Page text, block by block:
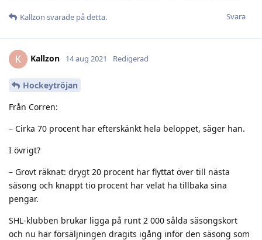
Svara
Kallzon svarade på detta.
K Kallzon 14 aug 2021 Redigerad
Hockeytröjan
Från Corren:
– Cirka 70 procent har efterskänkt hela beloppet, säger han.
I övrigt?
– Grovt räknat: drygt 20 procent har flyttat över till nästa
säsong och knappt tio procent har velat ha tillbaka sina
pengar.
SHL-klubben brukar ligga på runt 2 000 sålda säsongskort
och nu har försäljningen dragits igång inför den säsong som